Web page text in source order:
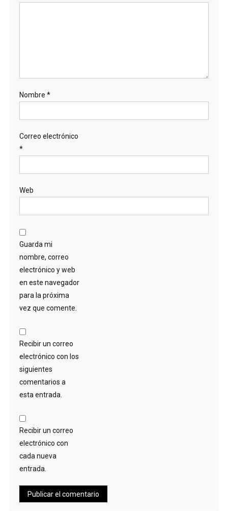
Nombre *
Correo electrónico
*
Web
Guarda mi
nombre, correo
electrónico y web
en este navegador
para la próxima
vez que comente.
Recibir un correo
electrónico con los
siguientes
comentarios a
esta entrada.
Recibir un correo
electrónico con
cada nueva
entrada.